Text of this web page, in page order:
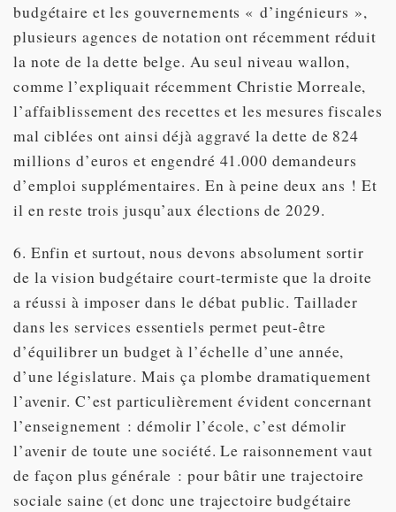
budgétaire et les gouvernements « d’ingénieurs »,
plusieurs agences de notation ont récemment réduit
la note de la dette belge. Au seul niveau wallon,
comme l’expliquait récemment Christie Morreale,
l’affaiblissement des recettes et les mesures fiscales
mal ciblées ont ainsi déjà aggravé la dette de 824
millions d’euros et engendré 41.000 demandeurs
d’emploi supplémentaires. En à peine deux ans ! Et
il en reste trois jusqu’aux élections de 2029.
6. Enfin et surtout, nous devons absolument sortir
de la vision budgétaire court-termiste que la droite
a réussi à imposer dans le débat public. Taillader
dans les services essentiels permet peut-être
d’équilibrer un budget à l’échelle d’une année,
d’une législature. Mais ça plombe dramatiquement
l’avenir. C’est particulièrement évident concernant
l’enseignement : démolir l’école, c’est démolir
l’avenir de toute une société. Le raisonnement vaut
de façon plus générale : pour bâtir une trajectoire
sociale saine (et donc une trajectoire budgétaire